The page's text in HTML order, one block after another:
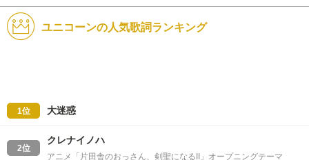
ユニコーンの人気歌詞ランキング
1位 大迷惑
2位
クレナイノハ
アニメ「片田舎のおっさん、剣聖になるII」オープニングテーマ